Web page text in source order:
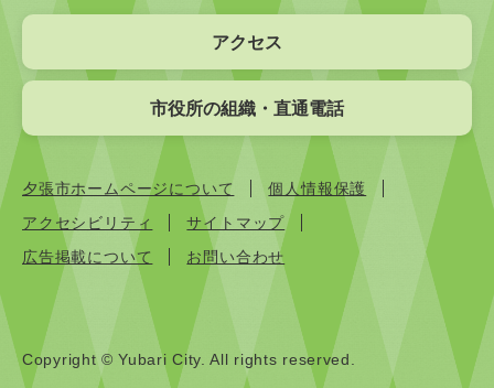
アクセス
市役所の組織・直通電話
夕張市ホームページについて
個人情報保護
アクセシビリティ
サイトマップ
広告掲載について
お問い合わせ
Copyright © Yubari City. All rights reserved.